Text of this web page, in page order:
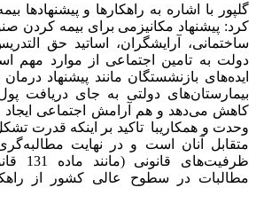
گلپور با اشاره به راهکارها و پیشنهادها
کرد: پیشنهاد مکانیزمی برای بیمه کردن
ساختمانی، آرایشگران، اساتید حق
دولت به تامین اجتماعی از موارد مهم
ایده‌های بازنشستگان مانند پیشنهاد
بیمارستان‌های دولتی به جای دریافت
کاهش می‌دهد و هم آرامش اجتماعی
وحدت و همکاریبا تاکید بر اینکه قدرت
متقابل آنان است و در نهایت مطالبه‌گری
مطالبات در سطوح عالی کشور از